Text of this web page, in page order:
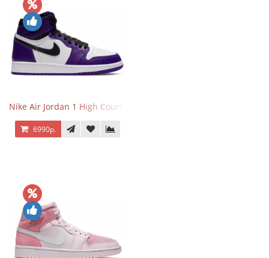
Nike Air Jordan 1 High Court Purple 2.0
6990р.